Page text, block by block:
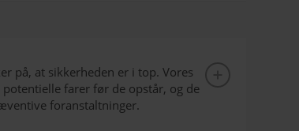
på, at sikkerheden er i top. Vores
farer før de opstår, og de
foranstaltninger.